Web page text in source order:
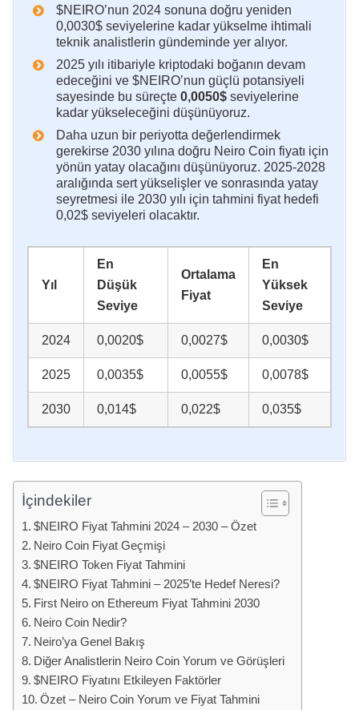
$NEIRO’nun 2024 sonuna doğru yeniden
0,0030$ seviyelerine kadar yükselme ihtimali
teknik analistlerin gündeminde yer alıyor.
2025 yılı itibariyle kriptodaki boğanın devam
edeceğini ve $NEIRO’nun güçlü potansiyeli
sayesinde bu süreçte 0,0050$ seviyelerine
kadar yükseleceğini düşünüyoruz.
Daha uzun bir periyotta değerlendirmek
gerekirse 2030 yılına doğru Neiro Coin fiyatı için
yönün yatay olacağını düşünüyoruz. 2025-2028
aralığında sert yükselişler ve sonrasında yatay
seyretmesi ile 2030 yılı için tahmini fiyat hedefi
0,02$ seviyeleri olacaktır.
Yıl
En
Düşük
Seviye
Ortalama
Fiyat
En
Yüksek
Seviye
2024 0,0020$ 0,0027$ 0,0030$
2025 0,0035$ 0,0055$ 0,0078$
2030 0,014$ 0,022$ 0,035$
İçindekiler
$NEIRO Fiyat Tahmini 2024 – 2030 – Özet
Neiro Coin Fiyat Geçmişi
$NEIRO Token Fiyat Tahmini
$NEIRO Fiyat Tahmini – 2025’te Hedef Neresi?
First Neiro on Ethereum Fiyat Tahmini 2030
Neiro Coin Nedir?
Neiro’ya Genel Bakış
Diğer Analistlerin Neiro Coin Yorum ve Görüşleri
$NEIRO Fiyatını Etkileyen Faktörler
Özet – Neiro Coin Yorum ve Fiyat Tahmini